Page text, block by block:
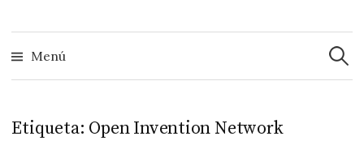
Menú
Etiqueta: Open Invention Network